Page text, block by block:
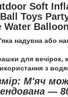
Soft
Toys
Water
надувна або
для вечірок,
з
М'яч
—